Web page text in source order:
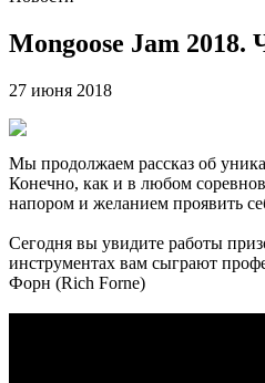
Mongoose Jam 2018.
27 июня 2018
Мы продолжаем рассказ об
Конечно, как и в любом
напором и желанием проявить
Сегодня вы увидите работы
инструментах вам сыграют
Форн (Rich Forne)